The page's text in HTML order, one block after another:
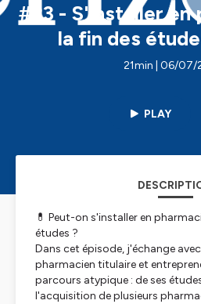
#23 - S'installer en
la fin des
d'expérience21min | 06/07/
PLAY
💊 Peut-on s'installer en
études ?
Dans cet épisode, j'échange
pharmacien titulaire et
parcours atypique : de ses
l'acquisition de plusieurs